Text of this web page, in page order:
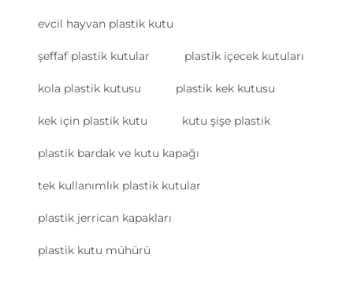
evcil hayvan plastik kutu
şeffaf plastik kutular plastik içecek kutuları
kola plastik kutusu plastik kek kutusu
kek için plastik kutu kutu şişe plastik
plastik bardak ve kutu kapağı
tek kullanımlık plastik kutular
plastik jerrican kapakları
plastik kutu mühürü